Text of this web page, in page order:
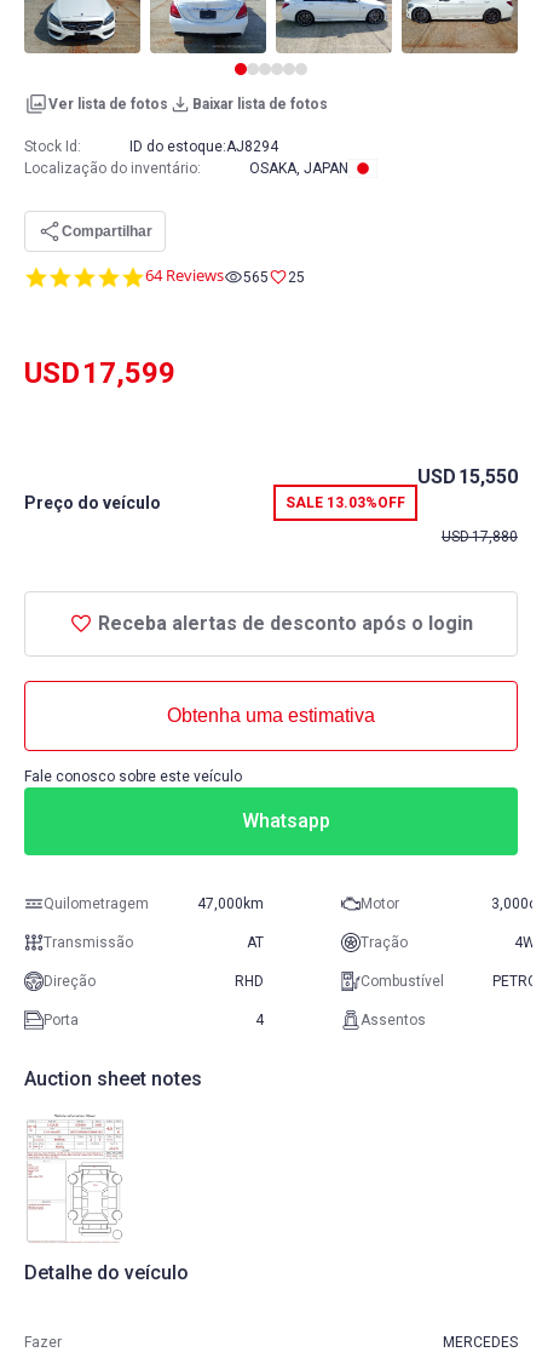
Ver lista de fotos Baixar lista de fotos
4.8
64 Reviews 565 25
USD17,599
Preço do veículo SALE 13.03%OFF
USD 15,550
USD17,880
Receba alertas de desconto após o login
Obtenha uma estimativa
Fale conosco sobre este veículo
Whatsapp
Quilometragem 47,000km Motor
Transmissão AT Tração
Direção RHD Combustível
Porta 4 Assentos
Stock Id: ID do estoque:AJ8294
Localização do inventário: OSAKA, JAPAN
Compartilhar
Auction sheet notes
Detalhe do veículo
Fazer MERCEDES